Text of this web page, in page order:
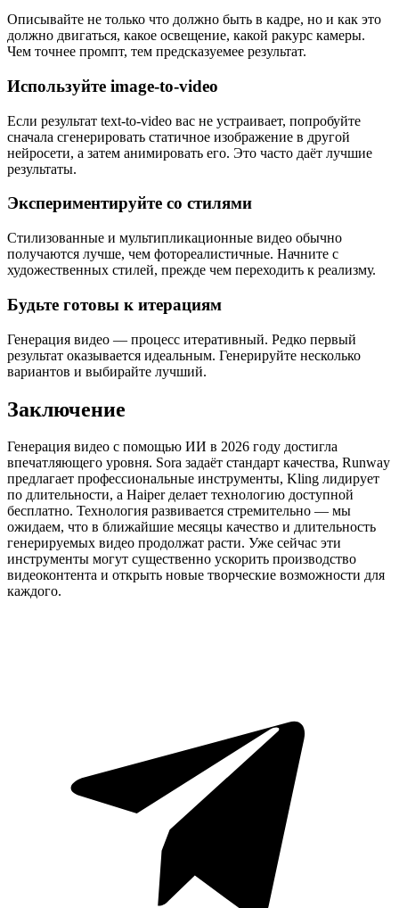
Описывайте не только что должно быть в кадре, но и как это
должно двигаться, какое освещение, какой ракурс камеры.
Чем точнее промпт, тем предсказуемее результат.
Используйте image-to-video
Если результат text-to-video вас не устраивает, попробуйте
сначала сгенерировать статичное изображение в другой
нейросети, а затем анимировать его. Это часто даёт лучшие
результаты.
Экспериментируйте со стилями
Стилизованные и мультипликационные видео обычно
получаются лучше, чем фотореалистичные. Начните с
художественных стилей, прежде чем переходить к реализму.
Будьте готовы к итерациям
Генерация видео — процесс итеративный. Редко первый
результат оказывается идеальным. Генерируйте несколько
вариантов и выбирайте лучший.
Заключение
Генерация видео с помощью ИИ в 2026 году достигла
впечатляющего уровня. Sora задаёт стандарт качества, Runway
предлагает профессиональные инструменты, Kling лидирует
по длительности, а Haiper делает технологию доступной
бесплатно. Технология развивается стремительно — мы
ожидаем, что в ближайшие месяцы качество и длительность
генерируемых видео продолжат расти. Уже сейчас эти
инструменты могут существенно ускорить производство
видеоконтента и открыть новые творческие возможности для
каждого.